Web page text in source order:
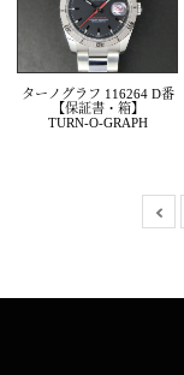
ターノグラフ 116264 D番
【保証書・箱】
TURN-O-GRAPH